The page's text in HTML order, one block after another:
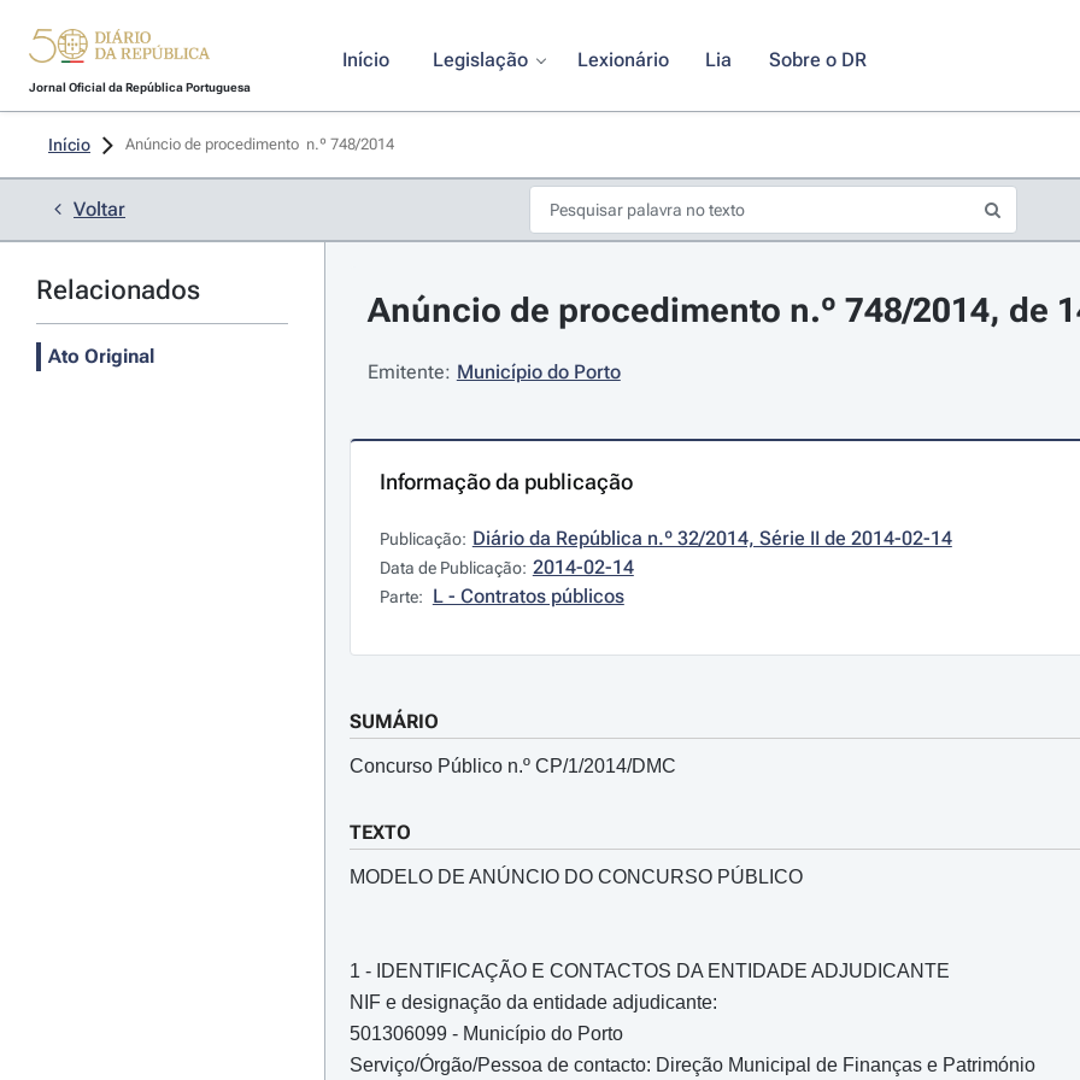
Jornal Oficial da República Portuguesa
Início Legislação Lexionário Lia Sobre o DR
Início Anúncio de procedimento  n.º 748/2014
Voltar
Relacionados
Ato Original
Anúncio de procedimento n.º 748/2014, de
Emitente: Município do Porto
Informação da publicação
Publicação: Diário da República n.º 32/2014, Série II de 2014-02-14
Data de Publicação: 2014-02-14
Parte: L - Contratos públicos
SUMÁRIO
Concurso Público n.º CP/1/2014/DMC
TEXTO
MODELO DE ANÚNCIO DO CONCURSO PÚBLICO
1 - IDENTIFICAÇÃO E CONTACTOS DA ENTIDADE ADJUDICANTE
NIF e designação da entidade adjudicante:
501306099 - Município do Porto
Serviço/Órgão/Pessoa de contacto: Direção Municipal de Finanças e Património